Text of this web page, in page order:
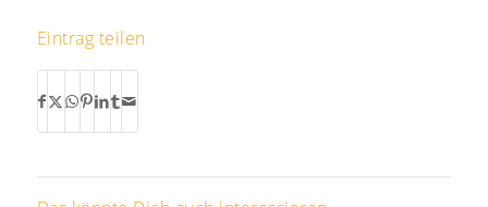
Eintrag teilen